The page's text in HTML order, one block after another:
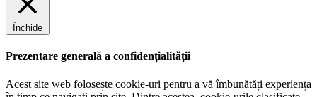
Închide
Prezentare generală a confidențialității
Acest site web folosește cookie-uri pentru a vă îmbunătăți experiența